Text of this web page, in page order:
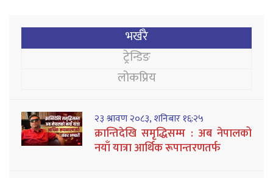
भर्खरै
ट्रेन्डिङ
लोकप्रिय
२३ श्रावण २०८३, शनिबार १६:२५
क्रान्तिदेखि समृद्धिसम्म : अब नेपालको
नयाँ यात्रा आर्थिक रूपान्तरणतर्फ